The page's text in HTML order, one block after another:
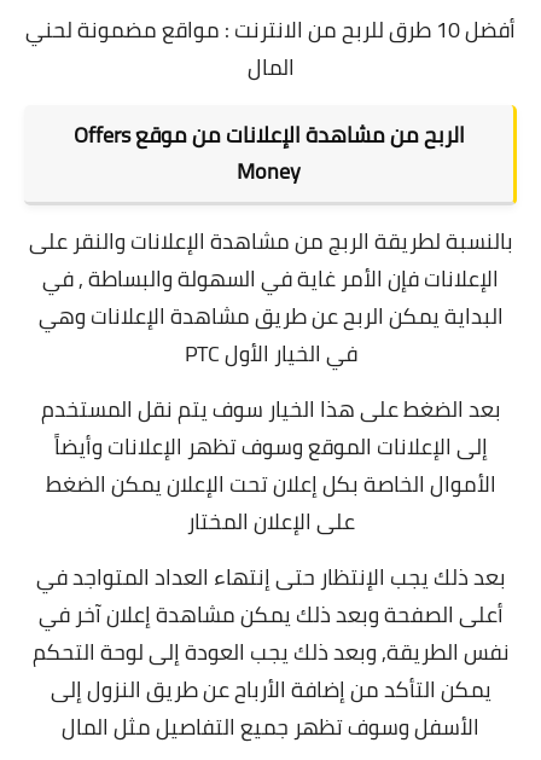
أفضل 10 طرق للربح من الانترنت : مواقع مضمونة لحني
المال
الربح من مشاهدة الإعلانات من موقع Offers
Money
بالنسبة لطريقة الربج من مشاهدة الإعلانات والنقر على
الإعلانات فإن الأمر غاية في السهولة والبساطة , في
البداية يمكن الربح عن طريق مشاهدة الإعلانات وهي
في الخيار الأول PTC
بعد الضغط على هذا الخيار سوف يتم نقل المستخدم
إلى الإعلانات الموقع وسوف تظهر الإعلانات وأيضاً
الأموال الخاصة بكل إعلان تحت الإعلان يمكن الضغط
على الإعلان المختار
بعد ذلك يجب الإنتظار حتى إنتهاء العداد المتواجد في
أعلى الصفحة وبعد ذلك يمكن مشاهدة إعلان آخر في
نفس الطريقة, وبعد ذلك يجب العودة إلى لوحة التحكم
يمكن التأكد من إضافة الأرباح عن طريق النزول إلى
الأسفل وسوف تظهر جميع التفاصيل مثل المال